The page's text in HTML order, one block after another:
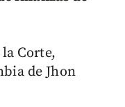
Corte,
de Jhon